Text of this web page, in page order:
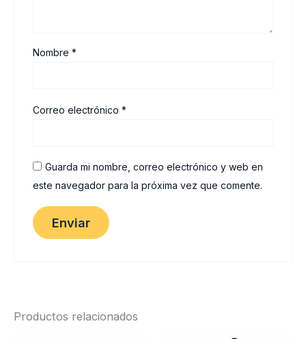
Nombre*
Correo electrónico*
Guarda mi nombre, correo electrónico y web en
este navegador para la próxima vez que comente.
Productos relacionados